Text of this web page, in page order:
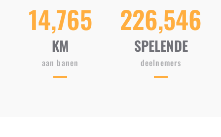
KM
14,765
aan banen
SPELENDE
226,546
deelnemers